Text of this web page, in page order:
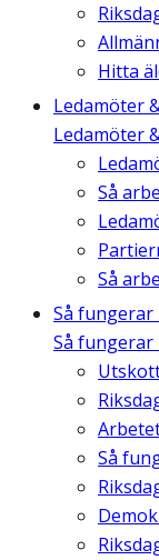
Hitta
Ledamöter
Ledamöter
Så
Så
Så fungerar
Så fungerar
Så